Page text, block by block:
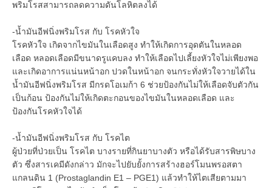
พริมโรสสามารถลดความดันโลหิตลงได้
-น้ำมันอีฟนิ่งพริมโรส กับ โรคหัวใจ
โรคหัวใจ เกิดจากไขมันในเลือดสูง ทำให้เกิดการอุดตันในหลอด
เลือด หลอดเลือดมีขนาดรูแคบลง ทำให้เลือดไปเลี้ยงหัวใจไม่เพียงพอ
และเกิดอาการแน่นหน้าอก ปวดในหน้าอก จนกระทั่งหัวใจวายได้ใน
น้ำมันอีฟนิ่งพริมโรส มีกรดโอเมก้า 6 ช่วยป้องกันไม่ให้เลือดจับตัวกัน
เป็นก้อน ป้องกันไม่ให้เกิดตะกอนของไขมันในหลอดเลือด และ
ป้องกันโรคหัวใจได้
-น้ำมันอีฟนิ่งพริมโรส กับ โรคไต
ผู้ป่วยที่ป่วยเป็น โรคไต บางรายที่กินยาบางตัว หรือได้รับสารพิษบาง
ตัว ซึ่งสารเคมีดังกล่าว มักจะไปยับยั้งการสร้างฮอร์โมนพรอสตา
แกลนดิน 1 (Prostaglandin E1 – PGE1) แล้วทำให้ไตเสียตามมา